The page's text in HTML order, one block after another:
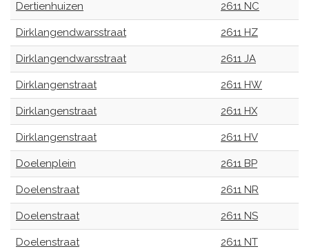
Dertienhuizen 2611 NC
Dirklangendwarsstraat 2611 HZ
Dirklangendwarsstraat 2611 JA
Dirklangenstraat 2611 HW
Dirklangenstraat 2611 HX
Dirklangenstraat 2611 HV
Doelenplein 2611 BP
Doelenstraat 2611 NR
Doelenstraat 2611 NS
Doelenstraat 2611 NT